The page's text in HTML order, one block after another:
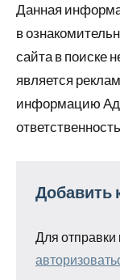
Данная
в
сайта в поиске
является
информацию
Добавить
Для